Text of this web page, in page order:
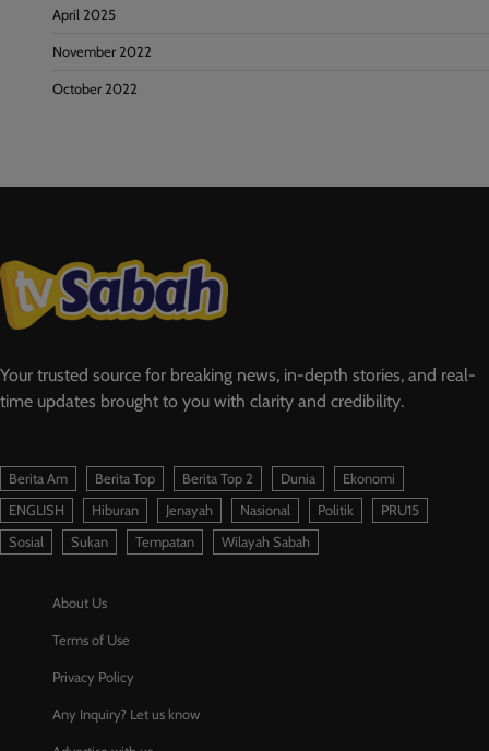
April 2025
November 2022
October 2022
Your trusted source for breaking news, in-depth stories, and real-
time updates brought to you with clarity and credibility.
Berita Am Berita Top Berita Top 2 Dunia
Ekonomi
ENGLISH
Hiburan Jenayah Nasional Politik
PRU15
Sosial
Sukan Tempatan Wilayah Sabah
About Us
Terms of Use
Privacy Policy
Any Inquiry? Let us know